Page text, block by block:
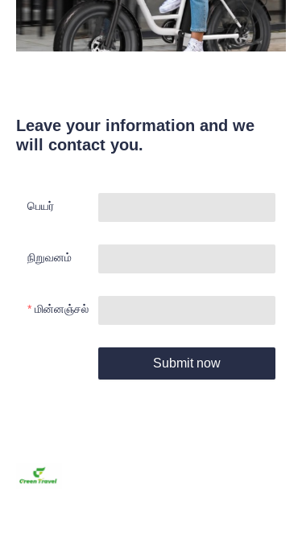
Leave your information and we
will contact you.
பெயர்
நிறுவனம்
மின்னஞ்சல்
Submit now